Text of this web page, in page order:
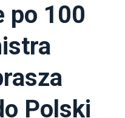
po 100
Polski